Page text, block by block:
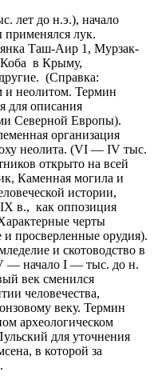
лет до н.э.), начало
применялся лук.
Таш-Аир 1, Мурзак-
в Крыму,
(Справка:
и неолитом. Термин
для описания
Северной Европы).
организация
неолита. (VI — IV тыс.
открыто на всей
Каменная могила и
истории,
в., как оппозиция
черты
просверленные орудия).
и скотоводство в
— начало I — тыс. до н.
век сменился
человечества,
веку. Термин
археологическом
для уточнения
в которой за